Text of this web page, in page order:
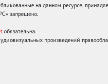
на данном ресурсе,
запрещено.
обязательна.
произведений